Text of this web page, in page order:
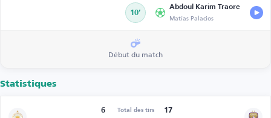
10’
Abdoul Karim Traore
Matías Palacios
Début du match
Statistiques
6 Total des tirs
17